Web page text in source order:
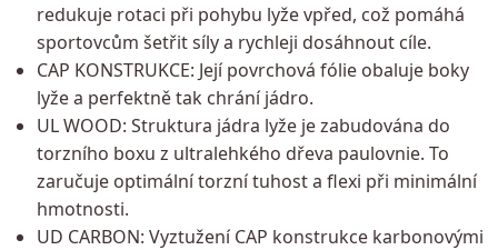
redukuje rotaci při pohybu lyže vpřed, což pomáhá
sportovcům šetřit síly a rychleji dosáhnout cíle.
CAP KONSTRUKCE: Její povrchová fólie obaluje boky
lyže a perfektně tak chrání jádro.
UL WOOD: Struktura jádra lyže je zabudována do
torzního boxu z ultralehkého dřeva paulovnie. To
zaručuje optimální torzní tuhost a flexi při minimální
hmotnosti.
UD CARBON: Vyztužení CAP konstrukce karbonovými